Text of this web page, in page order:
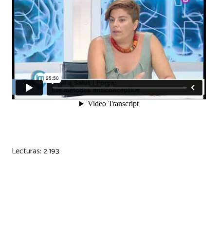
Lecturas:2.193